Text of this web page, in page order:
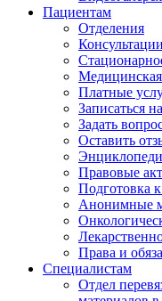
Пациентам
Отделения
Платные
Записаться
Задать
Оставить
Правовые
Подготовка
Анонимные
Права и
Специалистам
Отдел